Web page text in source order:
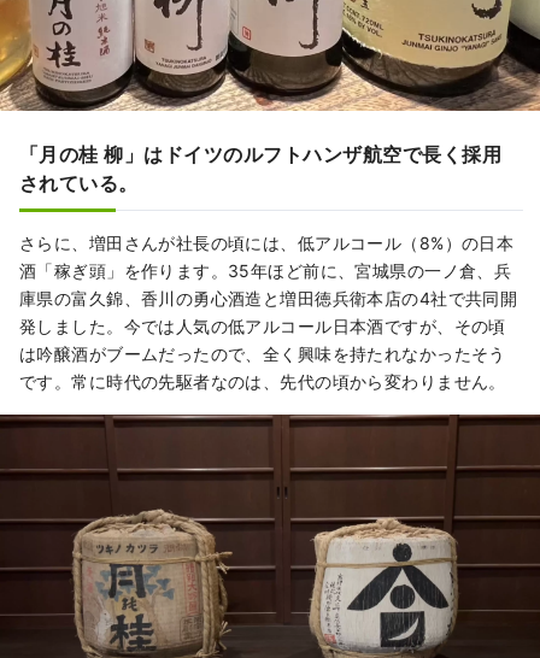
「月の桂 柳」はドイツのルフトハンザ航空で長く採用
されている。
さらに、増田さんが社長の頃には、低アルコール（8%）の日本
酒「稼ぎ頭」を作ります。35年ほど前に、宮城県の一ノ倉、兵
庫県の富久錦、香川の勇心酒造と増田徳兵衛本店の4社で共同開
発しました。今では人気の低アルコール日本酒ですが、その頃
は吟醸酒がブームだったので、全く興味を持たれなかったそう
です。常に時代の先駆者なのは、先代の頃から変わりません。